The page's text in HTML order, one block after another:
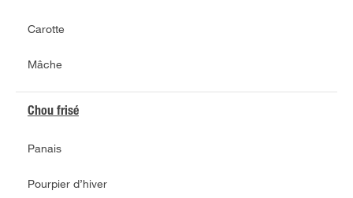
Carotte
Mâche
Chou frisé
Panais
Pourpier d’hiver